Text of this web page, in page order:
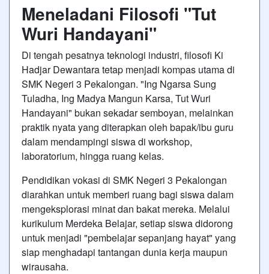
Meneladani Filosofi "Tut
Wuri Handayani"
Di tengah pesatnya teknologi industri, filosofi Ki
Hadjar Dewantara tetap menjadi kompas utama di
SMK Negeri 3 Pekalongan. "Ing Ngarsa Sung
Tuladha, Ing Madya Mangun Karsa, Tut Wuri
Handayani" bukan sekadar semboyan, melainkan
praktik nyata yang diterapkan oleh bapak/ibu guru
dalam mendampingi siswa di workshop,
laboratorium, hingga ruang kelas.
Pendidikan vokasi di SMK Negeri 3 Pekalongan
diarahkan untuk memberi ruang bagi siswa dalam
mengeksplorasi minat dan bakat mereka. Melalui
kurikulum Merdeka Belajar, setiap siswa didorong
untuk menjadi "pembelajar sepanjang hayat" yang
siap menghadapi tantangan dunia kerja maupun
wirausaha.